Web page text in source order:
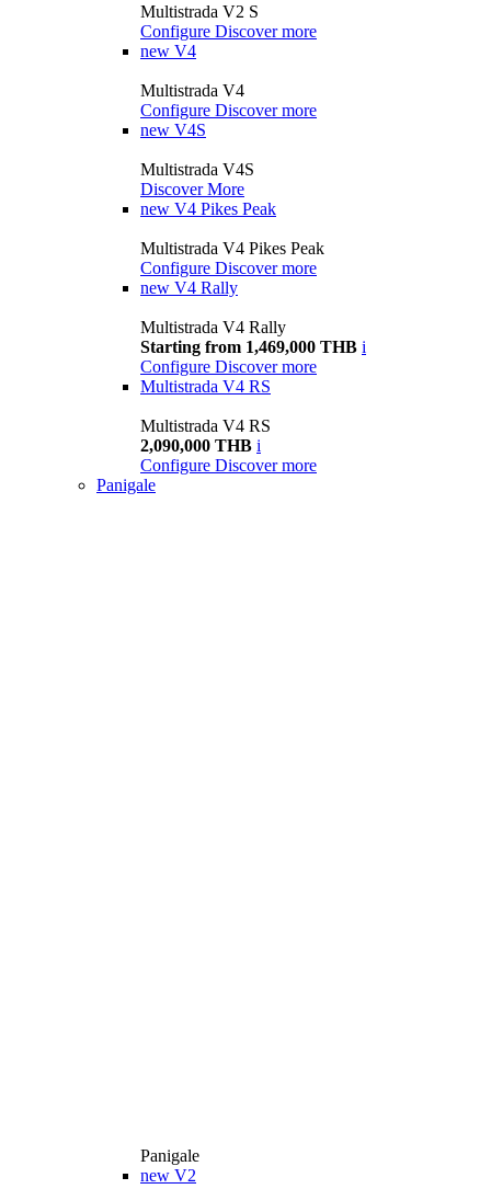
Multistrada V2 S
Configure Discover more
new V4
Multistrada V4
Configure Discover more
new V4S
Multistrada V4S
Discover More
new V4 Pikes Peak
Multistrada V4 Pikes Peak
Configure Discover more
new V4 Rally
Multistrada V4 Rally
Starting from 1,469,000 THB i
Configure Discover more
Multistrada V4 RS
Multistrada V4 RS
2,090,000 THB i
Configure Discover more
Panigale
Panigale
new V2